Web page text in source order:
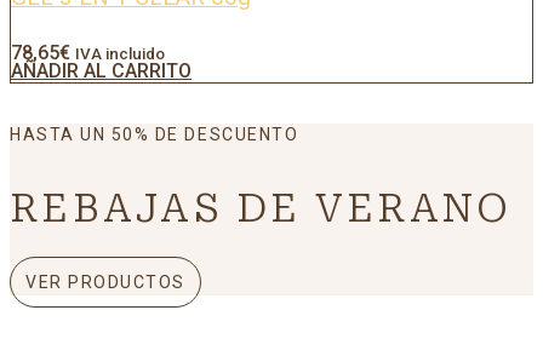
78,65€ IVA incluido
AÑADIR AL CARRITO
HASTA UN 50% DE DESCUENTO
REBAJAS DE VERANO
VER PRODUCTOS